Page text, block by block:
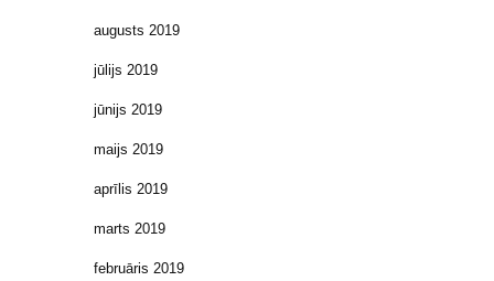
augusts 2019
jūlijs 2019
jūnijs 2019
maijs 2019
aprīlis 2019
marts 2019
februāris 2019